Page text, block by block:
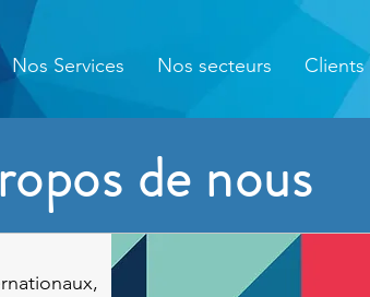
Nos Services Nos secteurs Clients
de nous